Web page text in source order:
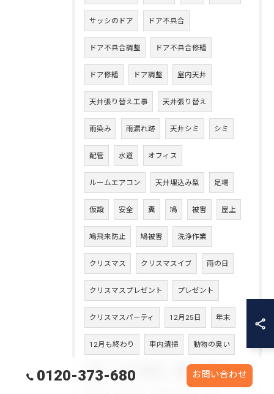
サッシのドア ドア不具合
ドア不具合調整 ドア不具合修繕
ドア修繕 ドア調整 室内天井
天井張り替え工事 天井張り替え
雨染み 雨漏れ跡 天井シミ シミ
配管 水道 オフィス
ルームエアコン 天井埋込み型 足場
仮設 安全 糞 鳩 被害 屋上
鳩飛来防止 鳩被害 洗浄作業
クリスマス クリスマスイブ 雨の日
クリスマスプレゼント プレゼント
クリスマスパーティ 12月25日 年末
12月も終わり 車内清掃 動物の臭い
臭い シートの汚れ 車内 座席
0120-373-680 お問い合わせ